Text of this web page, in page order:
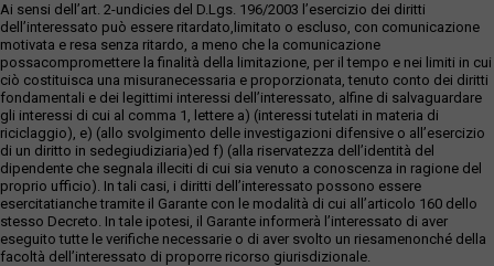
Ai sensi dell’art. 2-undicies del D.Lgs. 196/2003 l’esercizio dei diritti
dell’interessato può essere ritardato,limitato o escluso, con comunicazione
motivata e resa senza ritardo, a meno che la comunicazione
possacompromettere la finalità della limitazione, per il tempo e nei limiti in cui
ciò costituisca una misuranecessaria e proporzionata, tenuto conto dei diritti
fondamentali e dei legittimi interessi dell’interessato, alfine di salvaguardare
gli interessi di cui al comma 1, lettere a) (interessi tutelati in materia di
riciclaggio), e) (allo svolgimento delle investigazioni difensive o all’esercizio
di un diritto in sedegiudiziaria)ed f) (alla riservatezza dell’identità del
dipendente che segnala illeciti di cui sia venuto a conoscenza in ragione del
proprio ufficio). In tali casi, i diritti dell’interessato possono essere
esercitatianche tramite il Garante con le modalità di cui all’articolo 160 dello
stesso Decreto. In tale ipotesi, il Garante informerà l’interessato di aver
eseguito tutte le verifiche necessarie o di aver svolto un riesamenonché della
facoltà dell’interessato di proporre ricorso giurisdizionale.